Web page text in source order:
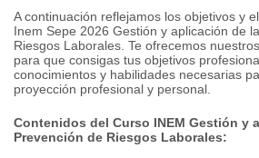
A continuación reflejamos los objetivos y
Inem Sepe 2026 Gestión y aplicación de
Riesgos Laborales. Te ofrecemos
para que consigas tus objetivos
conocimientos y habilidades necesarias
proyección profesional y personal.
Contenidos del Curso INEM Gestión y
Prevención de Riesgos Laborales: